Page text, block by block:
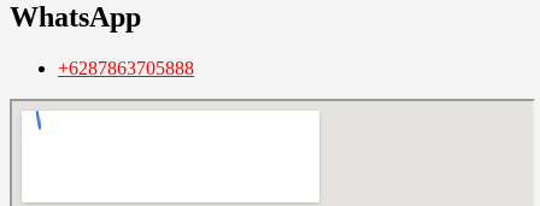
WhatsApp
+6287863705888